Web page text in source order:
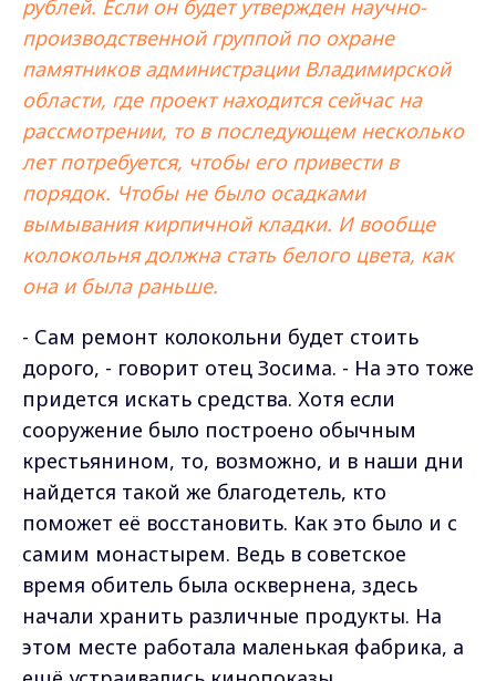
рублей. Если он будет утвержден научно-
производственной группой по охране
памятников администрации Владимирской
области, где проект находится сейчас на
рассмотрении, то в последующем несколько
лет потребуется, чтобы его привести в
порядок. Чтобы не было осадками
вымывания кирпичной кладки. И вообще
колокольня должна стать белого цвета, как
она и была раньше.
- Сам ремонт колокольни будет стоить
дорого, - говорит отец Зосима. - На это тоже
придется искать средства. Хотя если
сооружение было построено обычным
крестьянином, то, возможно, и в наши дни
найдется такой же благодетель, кто
поможет её восстановить. Как это было и с
самим монастырем. Ведь в советское
время обитель была осквернена, здесь
начали хранить различные продукты. На
этом месте работала маленькая фабрика, а